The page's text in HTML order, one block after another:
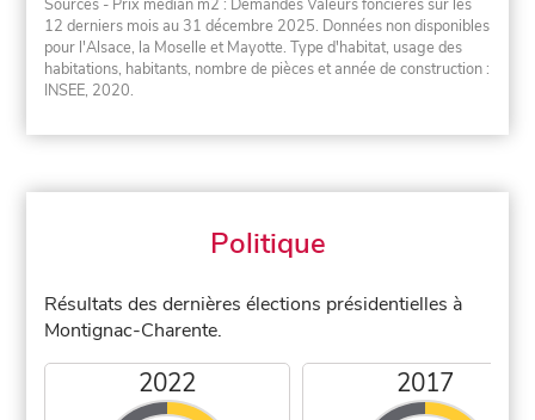
Sources - Prix médian m2 : Demandes Valeurs foncières sur les
12 derniers mois au 31 décembre 2025. Données non disponibles
pour l'Alsace, la Moselle et Mayotte. Type d'habitat, usage des
habitations, habitants, nombre de pièces et année de construction :
INSEE, 2020.
Politique
Résultats des dernières élections présidentielles à
Montignac-Charente.
2022 2017